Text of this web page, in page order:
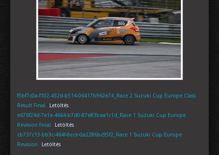
f5bf7c0a-f102-432d-b514-06417b962e74_Race 2 Suzuki Cup Europe Class
Result Final
Letöltés
e676f24d-7e1e-4664-b7d0-87e83bea1c1d_Race 1 Suzuki Cup Europe
Revision Final
Letöltés
cb737c13-bb3c-464f-8ece-0a2286bc95f2_Race 1 Suzuki Cup Europe
Revision
Letöltés